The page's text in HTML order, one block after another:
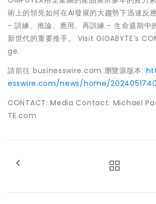
術上的領先如何在AI發展的大趨勢下迅速反
- 訓練、推論、應用、再訓練 - 生命週期中
新世代的重要推手。 Visit GIGABYTE’s
ge.
請前往 businesswire.com 瀏覽源版本:
esswire.com/news/home/
CONTACT: Media Contact: Michael
TE.com